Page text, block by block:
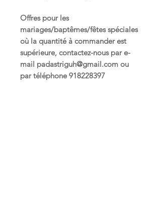
Offres pour les
mariages/baptêmes/fêtes spéciales
où la quantité à commander est
supérieure, contactez-nous par e-
mail padastriguh@gmail.com ou
par téléphone 918228397